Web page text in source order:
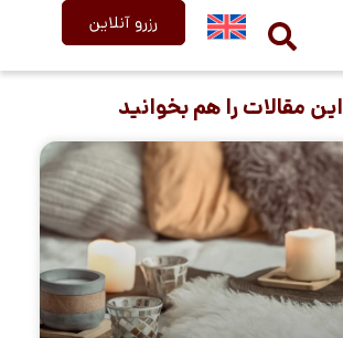
رزرو آنلاین
این مقالات را هم بخوانید